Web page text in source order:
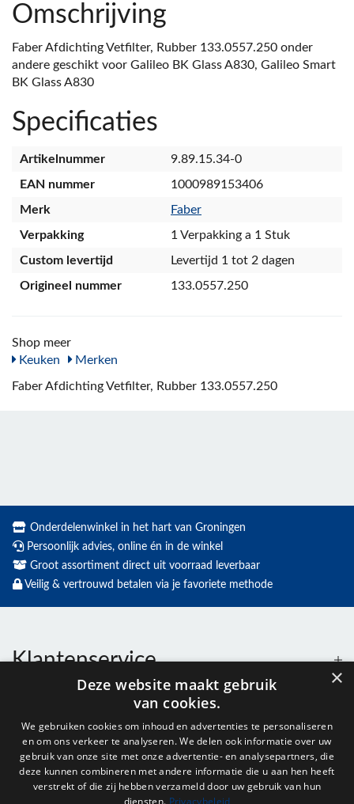
Omschrijving
Faber Afdichting Vetfilter, Rubber 133.0557.250 onder
andere geschikt voor Galileo BK Glass A830, Galileo Smart
BK Glass A830
Specificaties
Artikelnummer
9.89.15.34-0
EAN nummer
1000989153406
Merk
Faber
Verpakking
1 Verpakking a 1 Stuk
Custom levertijd
Levertijd 1 tot 2 dagen
Origineel nummer
133.0557.250
Shop meer
Keuken
Merken
Faber Afdichting Vetfilter, Rubber 133.0557.250
Onderdelenwinkel in het hart van Groningen
Persoonlijk advies, online én in de winkel
Groot assortiment direct uit voorraad leverbaar
Veilig & vertrouwd betalen via je favoriete methode
Klantenservice
Openingstijden
×
Deze website maakt gebruik
van cookies.
We gebruiken cookies om inhoud en advertenties te personaliseren
en om ons verkeer te analyseren. We delen ook informatie over uw
gebruik van onze site met onze advertentie- en analysepartners, die
deze kunnen combineren met andere informatie die u aan hen heeft
verstrekt of die zij hebben verzameld door uw gebruik van hun
diensten. Privacybeleid